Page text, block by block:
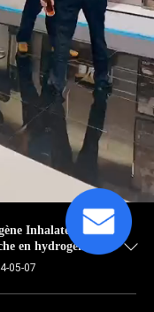
Inhalateur
en hydrogène
05-07